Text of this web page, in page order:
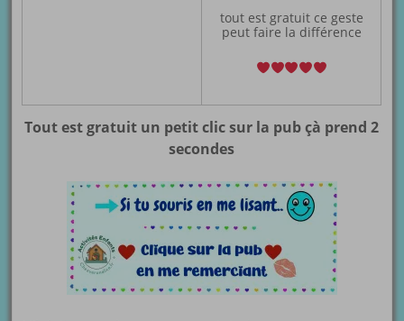
tout est gratuit ce geste
peut faire la différence
Tout est gratuit un petit clic sur la pub çà prend 2
secondes